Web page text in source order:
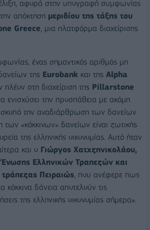
αφορά στην υπογραφή συμφωνίας
απόκτηση μεριδίου της τάξης του
Greece, μια πλατφόρμα διαχείρισης
ένας σημαντικός αριθμός μη
της Eurobank και της Alpha
πλέον στη διαχείριση της Pillarstone
ενισχύσει την προσπάθεια με ακόμη
την αναδιάρθρωση των δανείων
των «κόκκινων» δανείων είναι ζωτικής
της ελληνικής οικονομίας. Αυτό ήταν
και ο Γιώργος Χατχζηνικολάου,
Ένωσης Ελληνικών Τραπεζών και
Πειραιώς , που ανέφερε πως
κόκκινα δάνεια αποτελούν τις
της ελληνικής οικονομίας σήμερα».